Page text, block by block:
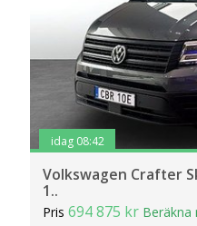
idag 08:42
Volkswagen Crafter
1..
Pris694 875 kr Beräkna